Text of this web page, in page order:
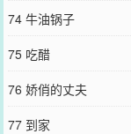
74 牛油锅子
75 吃醋
76 娇俏的丈夫
77 到家